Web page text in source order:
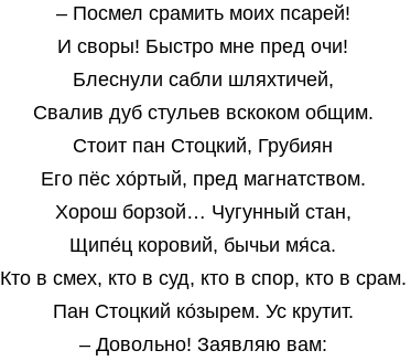
– Посмел срамить моих псарей!
И своры! Быстро мне пред очи!
Блеснули сабли шляхтичей,
Свалив дуб стульев вскоком общим.
Стоит пан Стоцкий, Грубиян
Его пёс хо́ртый, пред магнатством.
Хорош борзой… Чугунный стан,
Щипе́ц коровий, бычьи мя́са.
Кто в смех, кто в суд, кто в спор, кто в срам.
Пан Стоцкий ко́зырем. Ус крутит.
– Довольно! Заявляю вам: